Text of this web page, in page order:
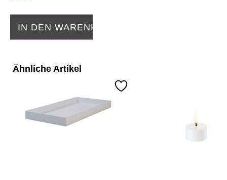
IN DEN WARENKORB
Ähnliche Artikel